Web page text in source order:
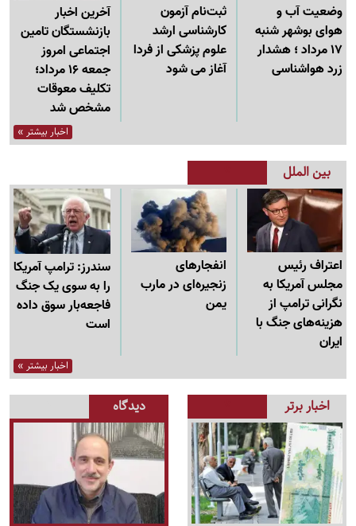
اخبار برتر دیدگاه
وضعیت آب و
هوای بوشهر شنبه
17 مرداد ؛ هشدار
زرد هواشناسی
ثبت‌نام‌ آزمون
کارشناسی ارشد
علوم پزشکی از فردا
آغاز می شود
آخرین اخبار
بازنشستگان تامین
اجتماعی امروز
جمعه 16 مرداد؛
تکلیف معوقات
مشخص شد
اخبار بیشتر »
بین الملل
اعتراف رئیس
مجلس آمریکا به
نگرانی ترامپ از
هزینه‌های جنگ با
ایران
انفجارهای
زنجیره‌ای در مارب
یمن
سندرز: ترامپ آمریکا
را به سوی یک جنگ
فاجعه‌بار سوق داده
است
اخبار بیشتر »